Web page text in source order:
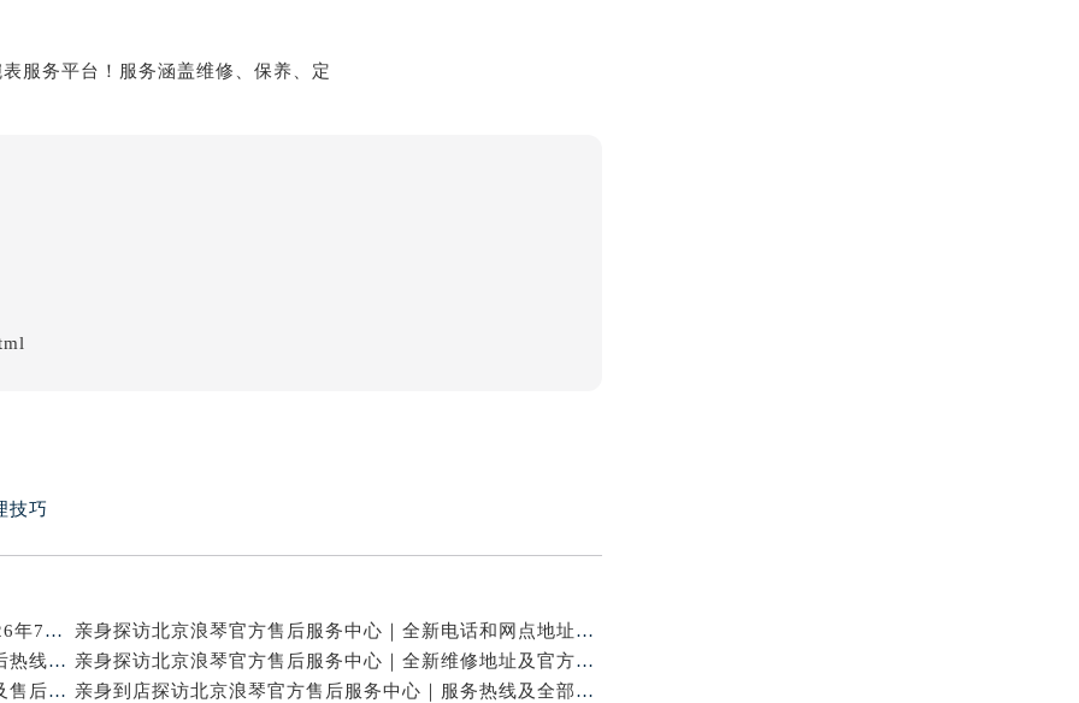
技巧
北京浪琴官方维修电话与售后保养服务权威公示（2026年7月最新）
亲身探访北京浪琴官方售后服务中心｜全新电话和网点地址（2026年7月最新）
亲身探访北京浪琴官方售后服务中心｜网点地址及售后热线（2026年7月最新）
亲身探访北京浪琴官方售后服务中心｜全新维修地址及官方客服电话（2026年7月最新）
亲身到店探访北京浪琴官方售后服务中心｜维修地址及售后服务热线（2026年7月最新）
亲身到店探访北京浪琴官方售后服务中心｜服务热线及全部官方地址（2026年7月最新）